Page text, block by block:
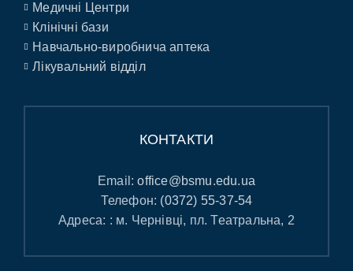
Медичні Центри
Клінічні бази
Навчально-виробнича аптека
Лікувальний відділ
КОНТАКТИ
Email:office@bsmu.edu.ua
Телефон: (0372) 55-37-54
Адреса: : м. Чернівці, пл. Театральна, 2